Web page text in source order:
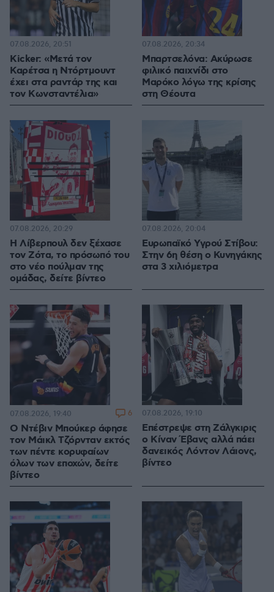
Kicker: «Μετά τον
Καρέτσα η Ντόρτμουντ
έχει στα ραντάρ της και
τον Κωνσταντέλια»
07.08.2026, 20:51
Μπαρτσελόνα: Ακύρωσε
φιλικό παιχνίδι στο
Μαρόκο λόγω της κρίσης
στη Θέουτα
07.08.2026, 20:34
Η Λίβερπουλ δεν ξέχασε
τον Ζότα, το πρόσωπό του
στο νέο πούλμαν της
ομάδας, δείτε βίντεο
07.08.2026, 20:29
Ευρωπαϊκό Υγρού Στίβου:
Στην 6η θέση ο Κυνηγάκης
στα 3 χιλιόμετρα
07.08.2026, 20:04
Ο Ντέβιν Μπούκερ άφησε
τον Μάικλ Τζόρνταν εκτός
των πέντε κορυφαίων
όλων των εποχών, δείτε
βίντεο
07.08.2026, 19:40 6
Επέστρεψε στη Ζάλγκιρις
ο Κίναν Έβανς αλλά πάει
δανεικός Λόντον Λάιονς,
βίντεο
07.08.2026, 19:10